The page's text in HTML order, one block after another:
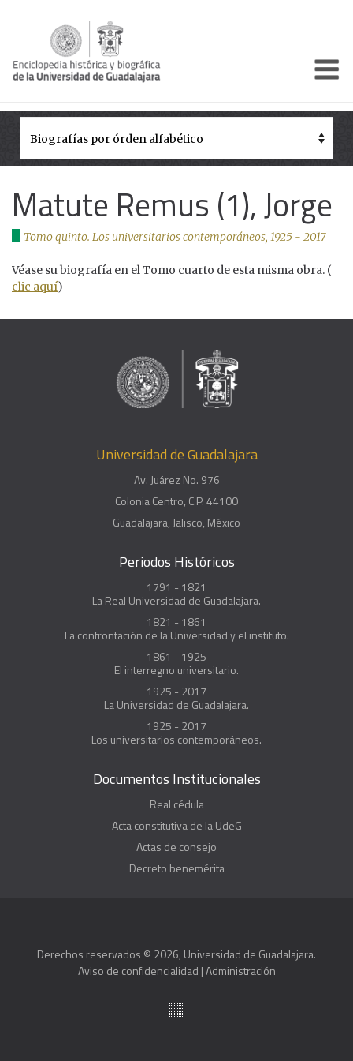
Presentación
Biografías
Galería
Documentos institucionales
Matute Remus (1), Jorge
Tomo quinto. Los universitarios contemporáneos, 1925 - 2017
Véase su biografía en el Tomo cuarto de esta misma obra. (
clic aquí)
Universidad de Guadalajara
Av. Juárez No. 976
Colonia Centro, C.P. 44100
Guadalajara, Jalisco, México
Periodos Históricos
1791 - 1821
La Real Universidad de Guadalajara.
1821 - 1861
La confrontación de la Universidad y el instituto.
1861 - 1925
El interregno universitario.
1925 - 2017
La Universidad de Guadalajara.
1925 - 2017
Los universitarios contemporáneos.
Documentos Institucionales
Real cédula
Acta constitutiva de la UdeG
Actas de consejo
Decreto benemérita
Derechos reservados © 2026, Universidad de Guadalajara.
Aviso de confidencialidad |Administración